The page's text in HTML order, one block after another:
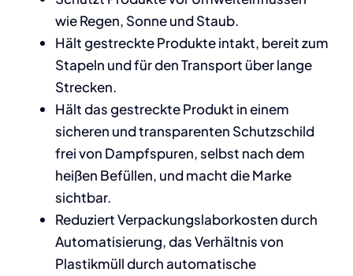
wie Regen, Sonne und Staub.
Hält gestreckte Produkte intakt, bereit zum
Stapeln und für den Transport über lange
Strecken.
Hält das gestreckte Produkt in einem
sicheren und transparenten Schutzschild
frei von Dampfspuren, selbst nach dem
heißen Befüllen, und macht die Marke
sichtbar.
Reduziert Verpackungslaborkosten durch
Automatisierung, das Verhältnis von
Plastikmüll durch automatische